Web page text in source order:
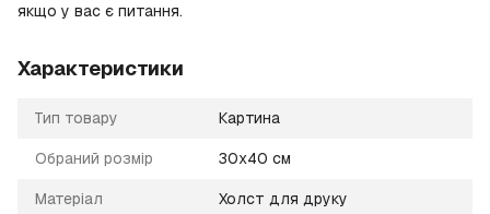
якщо у вас є питання.
Характеристики
Тип товару Картина
Обраний розмір 30х40 см
Матеріал Холст для друку